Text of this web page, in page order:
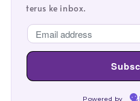
terus ke inbox.
Powered by